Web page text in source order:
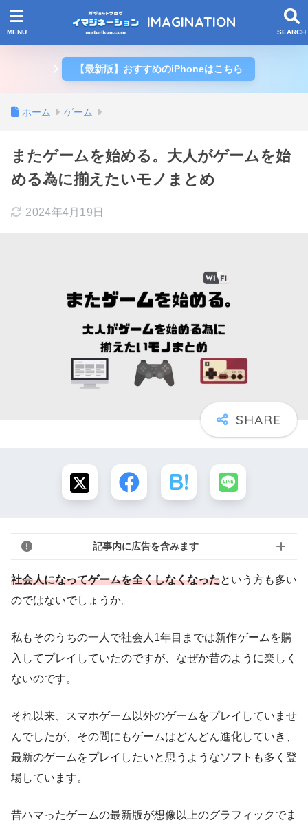
IMAGINATION
【最新版】おすすめのiPhoneはこちら
ホーム ゲーム
またゲームを始める。大人がゲームを始
める為に揃えたいモノまとめ
2024年4月19日
記事内に広告を含みます
社会人になってゲームを全くしなくなったという方も多い
のではないでしょうか。
私もそのうちの一人で社会人1年目までは新作ゲームを購
入してプレイしていたのですが、なぜか昔のように楽しく
ないのです。
それ以来、スマホゲーム以外のゲームをプレイしていませ
んでしたが、その間にもゲームはどんどん進化していき、
最新のゲームをプレイしたいと思うようなソフトも多く登
場しています。
昔ハマったゲームの最新版が想像以上のグラフィックでま